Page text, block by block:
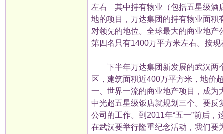
左右，其中持有物业（包括五星级
地的项目，万达集团的持有物业面积
对领先的地位。全球最大的商业地
第四名只有1400万平方米左右。按
下半年万达集团新发展的武汉两个
区，建筑面积近400万平方米，地价
一、世界一流的商业地产项目，成为
中光超五星级饭店就规划三个。要
公司的工作。到2011年“五一”前后
在武汉要举行隆重纪念活动，我们要